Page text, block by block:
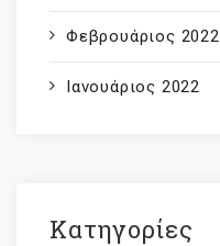
Φεβρουάριος 2022
Ιανουάριος 2022
Κατηγορίες